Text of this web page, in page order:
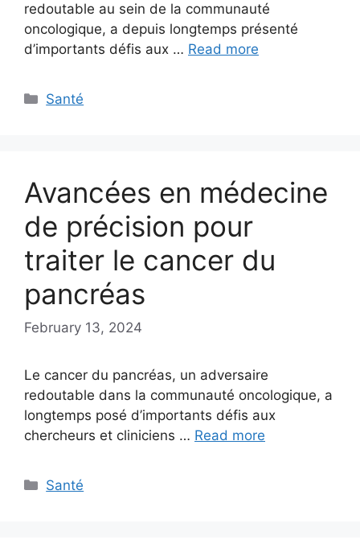
redoutable au sein de la communauté
oncologique, a depuis longtemps présenté
d’importants défis aux … Read more
Categories
Santé
Avancées en médecine
de précision pour
traiter le cancer du
pancréas
February 13, 2024
Le cancer du pancréas, un adversaire
redoutable dans la communauté oncologique, a
longtemps posé d’importants défis aux
chercheurs et cliniciens … Read more
Categories
Santé